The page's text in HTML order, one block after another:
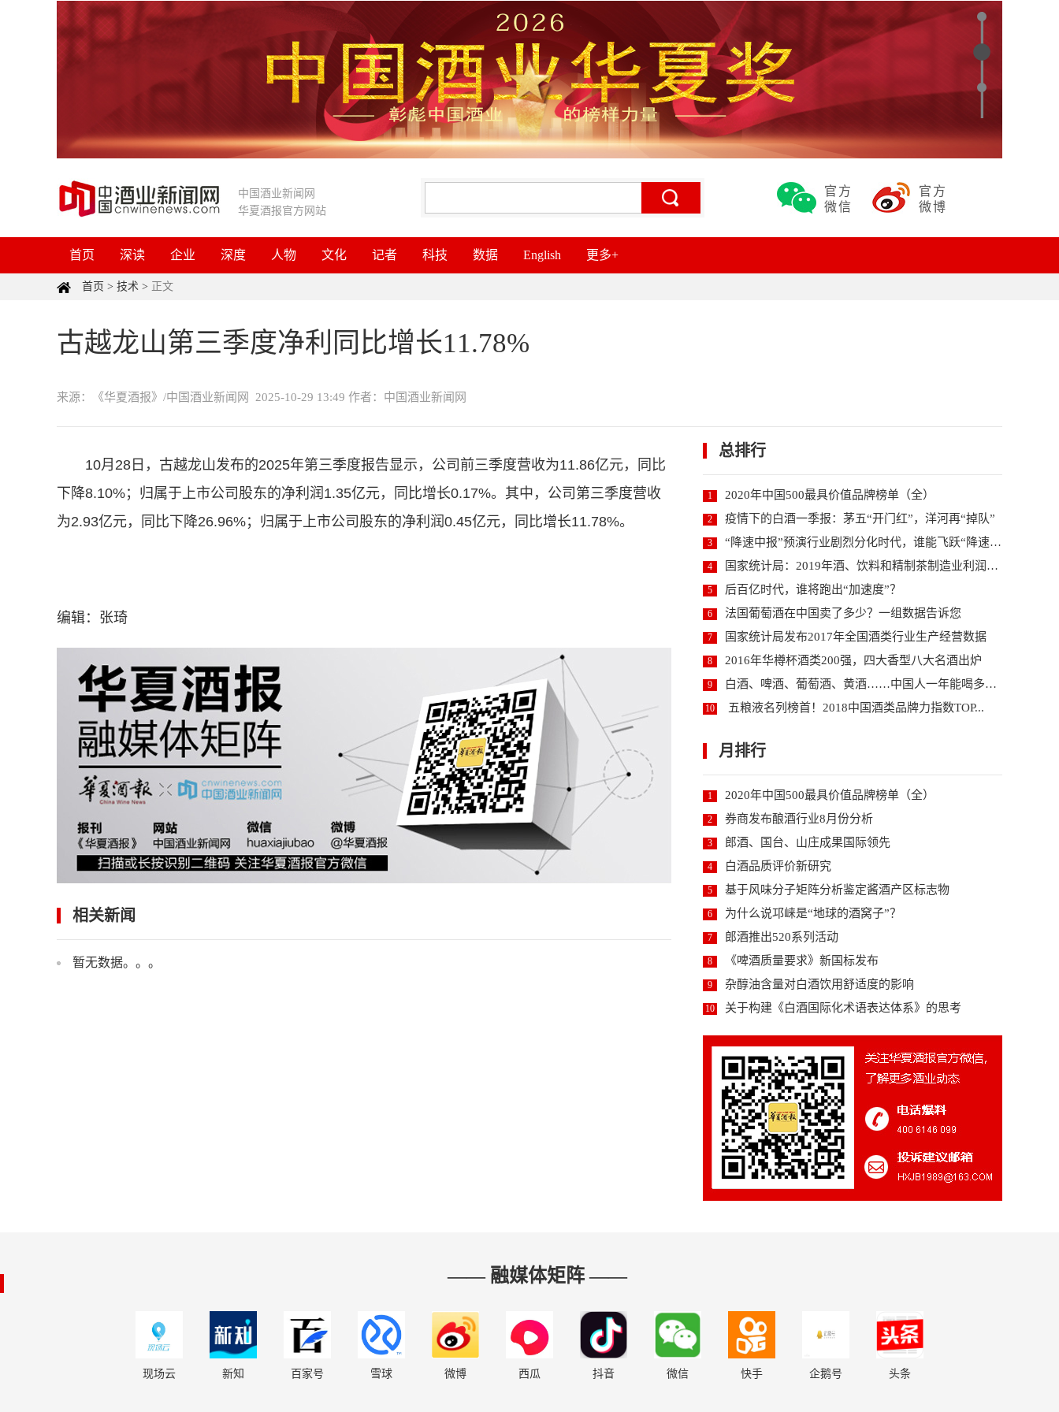
中国酒业新闻网
华夏酒报官方网站
官方
微信
官方
微博
首页 深读 企业 深度 人物 文化 记者 科技 数据 English 更多+
首页 > 技术 > 正文
古越龙山第三季度净利同比增长11.78%
来源：《华夏酒报》/中国酒业新闻网 2025-10-29 13:49 作者：中国酒业新闻网
10月28日，古越龙山发布的2025年第三季度报告显示，公司前三季度营收为11.86亿元，同比
下降8.10%；归属于上市公司股东的净利润1.35亿元，同比增长0.17%。其中，公司第三季度营收
为2.93亿元，同比下降26.96%；归属于上市公司股东的净利润0.45亿元，同比增长11.78%。
编辑：张琦
相关新闻
暂无数据。。。
总排行
1 2020年中国500最具价值品牌榜单（全）
2 疫情下的白酒一季报：茅五“开门红”，洋河再“掉队”
3 “降速中报”预演行业剧烈分化时代，谁能飞跃“降速期...
4 国家统计局：2019年酒、饮料和精制茶制造业利润增...
5 后百亿时代，谁将跑出“加速度”？
6 法国葡萄酒在中国卖了多少？一组数据告诉您
7 国家统计局发布2017年全国酒类行业生产经营数据
8 2016年华樽杯酒类200强，四大香型八大名酒出炉
9 白酒、啤酒、葡萄酒、黄酒……中国人一年能喝多少酒？
10 五粮液名列榜首！2018中国酒类品牌力指数TOP...
月排行
1 2020年中国500最具价值品牌榜单（全）
2 券商发布酿酒行业8月份分析
3 郎酒、国台、山庄成果国际领先
4 白酒品质评价新研究
5 基于风味分子矩阵分析鉴定酱酒产区标志物
6 为什么说邛崃是“地球的酒窝子”？
7 郎酒推出520系列活动
8 《啤酒质量要求》新国标发布
9 杂醇油含量对白酒饮用舒适度的影响
10 关于构建《白酒国际化术语表达体系》的思考
—— 融媒体矩阵 ——
现场云 新知 百家号 雪球 微博 西瓜 抖音 微信 快手 企鹅号 头条